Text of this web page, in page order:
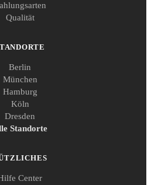
Qualität
Berlin
München
Hamburg
Köln
Dresden
Standorte
Center